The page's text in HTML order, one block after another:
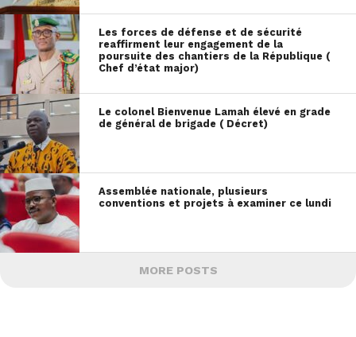
Les forces de défense et de sécurité
reaffirment leur engagement de la
poursuite des chantiers de la République (
Chef d’état major)
Le colonel Bienvenue Lamah élevé en grade
de général de brigade ( Décret)
Assemblée nationale, plusieurs
conventions et projets à examiner ce lundi
MORE POSTS